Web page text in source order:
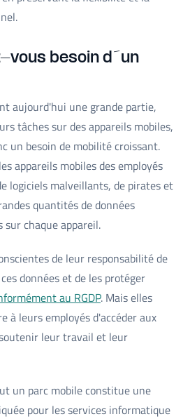
vous besoin d´un
aujourd'hui une grande partie,
tâches sur des appareils mobiles,
un besoin de mobilité croissant.
appareils mobiles des employés
logiciels malveillants, de pirates et
quantités de données
chaque appareil.
de leur responsabilité de
données et de les protéger
au RGDP. Mais elles
à leurs employés d'accéder aux
leur travail et leur
un parc mobile constitue une
pour les services informatique